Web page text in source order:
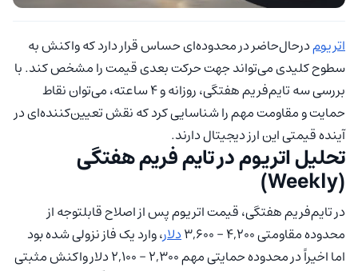
اتریومدرحال‌حاضر در محدوده‌ای حساس قرار دارد که واکنش به
سطوح کلیدی می‌تواند جهت حرکت بعدی قیمت را مشخص کند. با
بررسی سه تایم‌فریم هفتگی، روزانه و ۴ ساعته، می‌توان نقاط
حمایت و مقاومت مهم را شناسایی کرد که نقش تعیین‌کننده‌ای در
آینده قیمتی این ارز دیجیتال دارند.
تحلیل اتریوم در تایم فریم هفتگی
(Weekly)
در تایم‌فریم هفتگی، قیمت اتریوم پس از اصلاح قابلتوجه از
محدوده مقاومتی ۴,۲۰۰ – ۳,۶۰۰
دلار، وارد یک فاز نزولی شده بود
اما اخیراً در محدوده حمایتی مهم ۲,۳۰۰ – ۲,۱۰۰ دلار واکنش مثبتی